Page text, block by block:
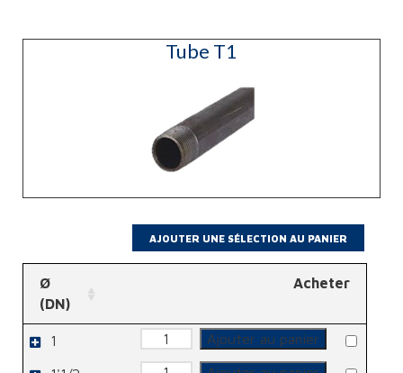
Tube T1
Ø
(DN)
Acheter
1 quantité
de
Tube
Ajouter au panier
quantité